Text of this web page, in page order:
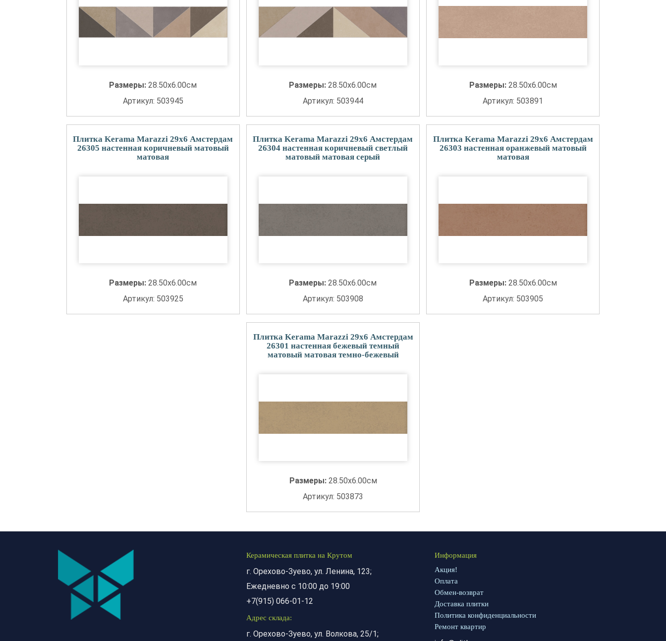
Размеры:28.50x6.00см
Артикул: 503945
Размеры:28.50x6.00см
Артикул: 503944
Размеры: 28.50x6.00см
Артикул: 503891
Плитка Kerama Marazzi 29x6 Амстердам
26305 настенная коричневый матовый
матовая
Размеры:28.50x6.00см
Артикул: 503925
Плитка Kerama Marazzi 29x6 Амстердам
26304 настенная коричневый светлый
матовый матовая серый
Размеры:28.50x6.00см
Артикул: 503908
Плитка Kerama Marazzi 29x6 Амстердам
26303 настенная оранжевый матовый
матовая
Размеры: 28.50x6.00см
Артикул: 503905
Плитка Kerama Marazzi 29x6 Амстердам
26301 настенная бежевый темный
матовый матовая темно-бежевый
Размеры: 28.50x6.00см
Артикул: 503873
Керамическая плитка на Крутом
г. Орехово-Зуево, ул. Ленина, 123;
Ежедневно с 10:00 до 19:00
+7(915) 066-01-12
Адрес склада:
г. Орехово-Зуево, ул. Волкова, 25/1;
Информация
Акция!
Оплата
Обмен-возврат
Доставка плитки
Политика конфиденциальности
Ремонт квартир